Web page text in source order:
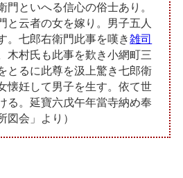
門といへる信心の俗士あり。
と云者の女を嫁り。男子五人
。七郎右衛門此事を嘆き雑司
木村氏も此事を歎き小網町三
とるに此尊を汲上驚き七郎衛
懐妊して男子を生す。依て世
る。延寶六戊午年當寺納め奉
図会」より）